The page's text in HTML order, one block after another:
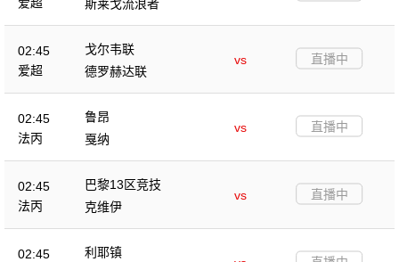
斯莱戈流浪者
02:45
爱超
戈尔韦联
vs
德罗赫达联
直播中
02:45
法丙
鲁昂
vs
戛纳
直播中
02:45
法丙
巴黎13区竞技
vs
克维伊
直播中
02:45
利耶镇